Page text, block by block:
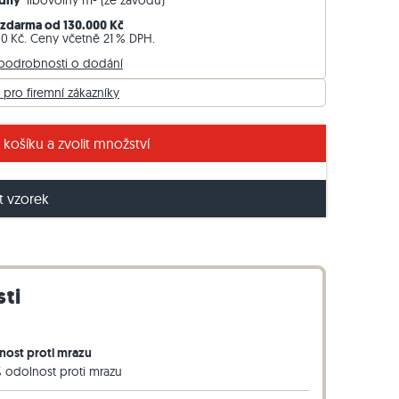
Travníkový obrubník z bazaltu
desky Takeda v antracitové barvě
od 130.000 Kč
Kč. Ceny včetně 21 % DPH.
o dodání
pro firemní zákazníky
košíku a zvolit množství
vzorek
proti mrazu
odolnost proti mrazu